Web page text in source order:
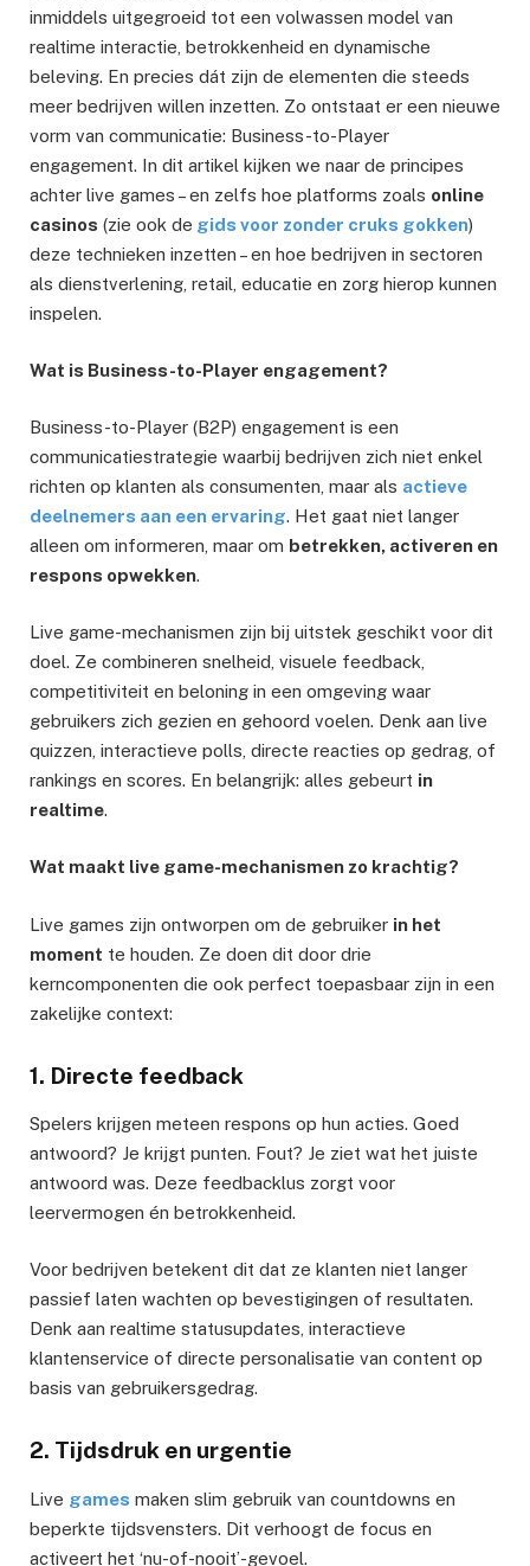
inmiddels uitgegroeid tot een volwassen model van
realtime interactie, betrokkenheid en dynamische
beleving. En precies dát zijn de elementen die steeds
meer bedrijven willen inzetten. Zo ontstaat er een nieuwe
vorm van communicatie: Business-to-Player
engagement. In dit artikel kijken we naar de principes
achter live games – en zelfs hoe platforms zoals online
casinos (zie ook de gids voor zonder cruks gokken)
deze technieken inzetten – en hoe bedrijven in sectoren
als dienstverlening, retail, educatie en zorg hierop kunnen
inspelen.
Wat is Business-to-Player engagement?
Business-to-Player (B2P) engagement is een
communicatiestrategie waarbij bedrijven zich niet enkel
richten op klanten als consumenten, maar als actieve
deelnemers aan een ervaring. Het gaat niet langer
alleen om informeren, maar om betrekken, activeren en
respons opwekken.
Live game-mechanismen zijn bij uitstek geschikt voor dit
doel. Ze combineren snelheid, visuele feedback,
competitiviteit en beloning in een omgeving waar
gebruikers zich gezien en gehoord voelen. Denk aan live
quizzen, interactieve polls, directe reacties op gedrag, of
rankings en scores. En belangrijk: alles gebeurt in
realtime.
Wat maakt live game-mechanismen zo krachtig?
Live games zijn ontworpen om de gebruiker in het
moment te houden. Ze doen dit door drie
kerncomponenten die ook perfect toepasbaar zijn in een
zakelijke context:
1. Directe feedback
Spelers krijgen meteen respons op hun acties. Goed
antwoord? Je krijgt punten. Fout? Je ziet wat het juiste
antwoord was. Deze feedbacklus zorgt voor
leervermogen én betrokkenheid.
Voor bedrijven betekent dit dat ze klanten niet langer
passief laten wachten op bevestigingen of resultaten.
Denk aan realtime statusupdates, interactieve
klantenservice of directe personalisatie van content op
basis van gebruikersgedrag.
2. Tijdsdruk en urgentie
Live games maken slim gebruik van countdowns en
beperkte tijdsvensters. Dit verhoogt de focus en
activeert het ‘nu-of-nooit’-gevoel.